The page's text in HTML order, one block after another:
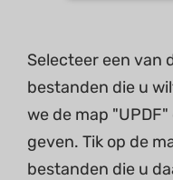
Selecteer een van
bestanden die u
we de map
geven. Tik op de
bestanden die u